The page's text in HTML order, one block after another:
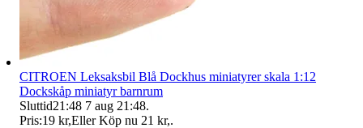
CITROEN Leksaksbil Blå Dockhus miniatyrer skala 1:12
Dockskåp miniatyr barnrum
Sluttid21:48 7 aug 21:48.
Pris:19 kr,Eller Köp nu 21 kr,.